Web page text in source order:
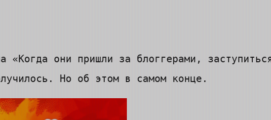
«Когда они пришли за блоггерами,
Но об этом в самом конце.